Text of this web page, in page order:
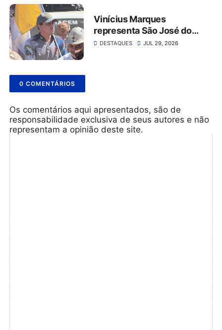
Vinícius Marques
representa São José do
Belmonte na 56ª Missa do
DESTAQUES JUL 29, 2026
0 COMENTÁRIOS
Os comentários aqui apresentados, são de
responsabilidade exclusiva de seus autores e não
representam a opinião deste site.